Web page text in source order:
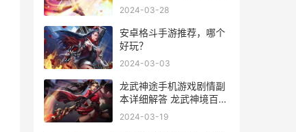
2024-03-28
安卓格斗手游推荐，哪个
好玩？
2024-03-03
龙武神途手机游戏剧情副
本详细解答 龙武神境百度
百科
2024-03-19